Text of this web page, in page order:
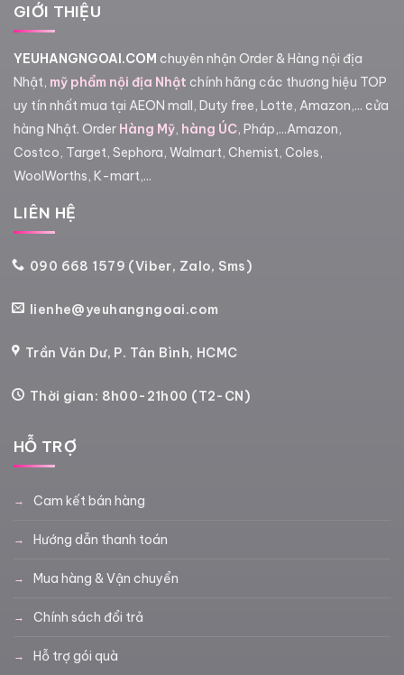
GIỚI THIỆU
YEUHANGNGOAI.COM chuyên nhận Order & Hàng nội địa
Nhật, mỹ phẩm nội địa Nhật chính hãng các thương hiệu TOP
uy tín nhất mua tại AEON mall, Duty free, Lotte, Amazon,... cửa
hàng Nhật. Order Hàng Mỹ, hàng ÚC, Pháp,...Amazon,
Costco, Target, Sephora, Walmart, Chemist, Coles,
WoolWorths, K-mart,...
LIÊN HỆ
090 668 1579 (Viber, Zalo, Sms)
lienhe@yeuhangngoai.com
Trần Văn Dư, P. Tân Bình, HCMC
Thời gian: 8h00-21h00 (T2-CN)
HỖ TRỢ
Cam kết bán hàng
Hướng dẫn thanh toán
Mua hàng & Vận chuyển
Chính sách đổi trả
Hỗ trợ gói quà